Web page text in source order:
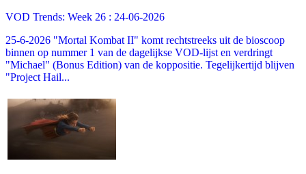
VOD Trends: Week 26 : 24-06-2026
25-6-2026 "Mortal Kombat II" komt rechtstreeks uit de bioscoop
binnen op nummer 1 van de dagelijkse VOD-lijst en verdringt
"Michael" (Bonus Edition) van de koppositie. Tegelijkertijd blijven
"Project Hail...